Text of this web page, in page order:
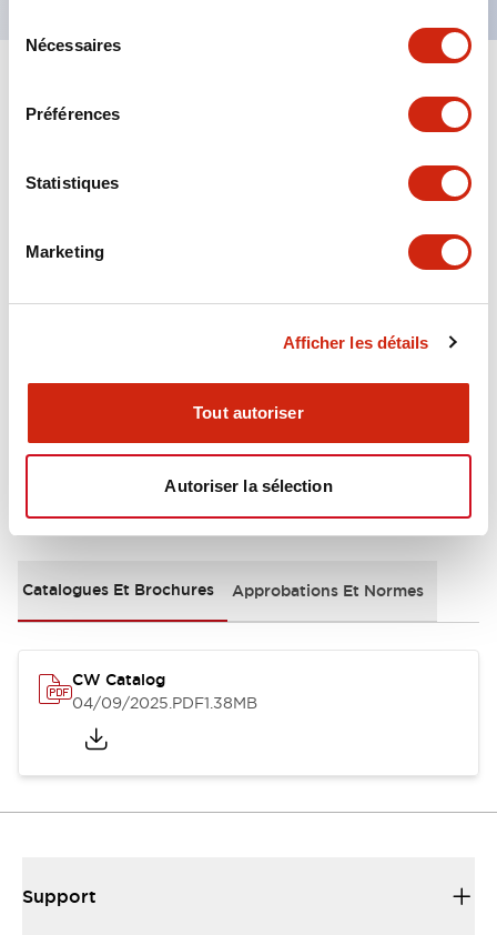
Nécessaires
Préférences
Statistiques
Marketing
Afficher les détails
Tout autoriser
Autoriser la sélection
Tout développer+
Functional Specifications
Mounting and Installation Specifications
Documents et fichiers
Catalogues Et Brochures Approbations Et Normes
CW Catalog
04/09/2025.PDF1.38MB
Support